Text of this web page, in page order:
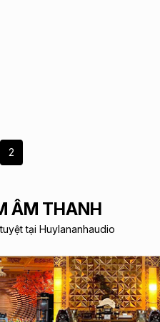
2
ÂM THANH
tại Huylananhaudio